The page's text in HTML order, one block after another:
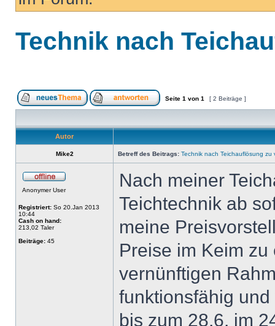
Technik nach
Seite 1 von 1 [ 2 Beiträge ]
Autor
Mike2 Betreff des Beitrags: Technik nach Teichauflösung zu
Anonymer User
Registriert: So 20.Jan 2013
10:44
Cash on hand:
213,02 Taler
Beiträge: 45
Nach meiner
Teichtechnik ab
meine
Preise im Keim
vernünftigen
funktionsfähig
bis zum 28.6. im